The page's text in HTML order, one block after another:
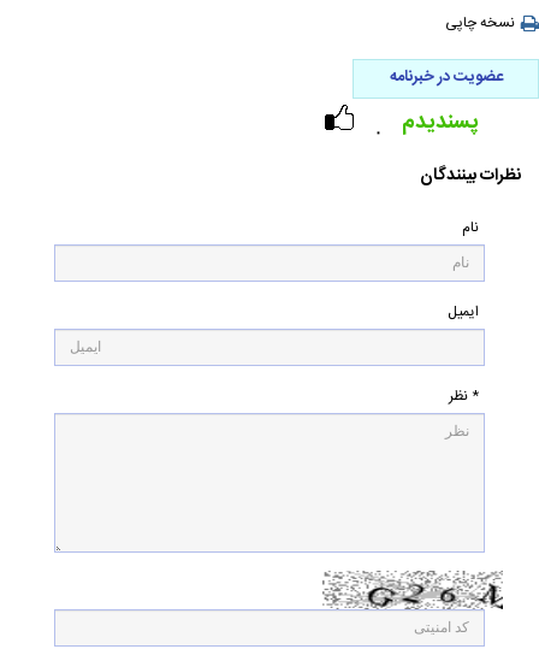
نسخه چاپی
عضویت در خبرنامه
۰ پسندیدم
نظرات بینندگان
نام
ایمیل
* نظر